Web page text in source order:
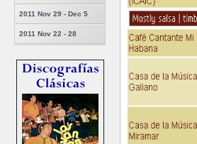
2011 Nov 29 - Dec 5
2011 Nov 22 - 28